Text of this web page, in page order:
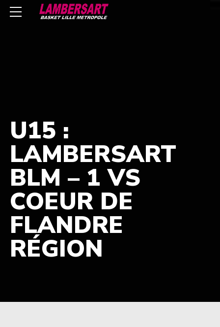
U15 :
LAMBERSART
BLM – 1 VS
COEUR DE
FLANDRE
RÉGION